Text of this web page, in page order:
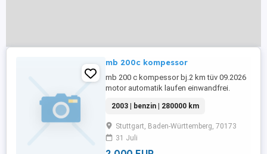
mb 200c kompessor
mb 200 c kompessor bj.2 km tüv 09.2026
motor automatik laufen einwandfrei.
rost
2003 | benzin | 280000 km
Stuttgart, Baden-Württemberg, 70173
31 Juli